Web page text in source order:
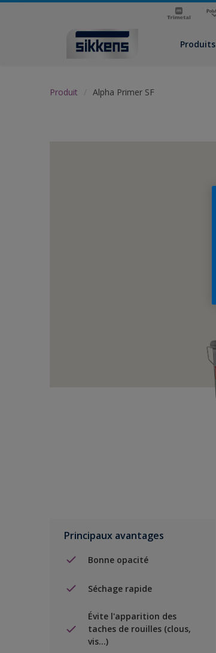
Produits
Produit Alpha Primer SF
Principaux avantages
Bonne opacité
Séchage rapide
Évite l'apparition des
taches de rouilles (clous,
vis…)